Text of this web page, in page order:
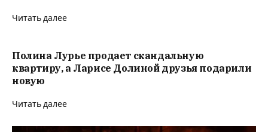
Читать далее
Полина Лурье продает скандальную
квартиру, а Ларисе Долиной друзья подарили
новую
Читать далее